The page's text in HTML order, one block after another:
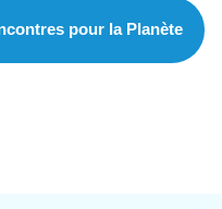
pour la Planète